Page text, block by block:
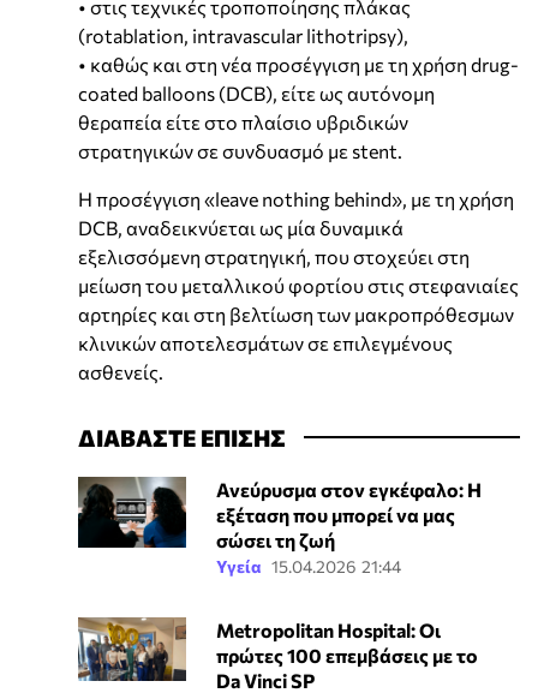
• στις τεχνικές τροποποίησης πλάκας
(rotablation, intravascular lithotripsy),
• καθώς και στη νέα προσέγγιση με τη χρήση drug-
coated balloons (DCB), είτε ως αυτόνομη
θεραπεία είτε στο πλαίσιο υβριδικών
στρατηγικών σε συνδυασμό με stent.
Η προσέγγιση «leave nothing behind», με τη χρήση
DCB, αναδεικνύεται ως μία δυναμικά
εξελισσόμενη στρατηγική, που στοχεύει στη
μείωση του μεταλλικού φορτίου στις στεφανιαίες
αρτηρίες και στη βελτίωση των μακροπρόθεσμων
κλινικών αποτελεσμάτων σε επιλεγμένους
ασθενείς.
ΔΙΑΒΑΣΤΕ ΕΠΙΣΗΣ
Ανεύρυσμα στον εγκέφαλο: Η
εξέταση που μπορεί να μας
σώσει τη ζωή
Υγεία 15.04.2026 21:44
Metropolitan Hospital: Οι
πρώτες 100 επεμβάσεις με το
Da Vinci SP